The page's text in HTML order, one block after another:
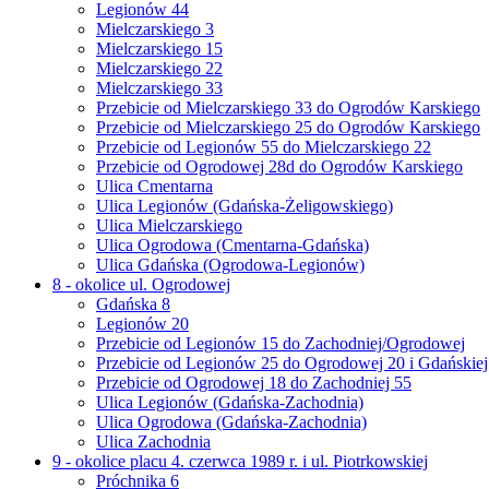
Legionów 44
Mielczarskiego 3
Mielczarskiego 15
Mielczarskiego 22
Mielczarskiego 33
Przebicie od Mielczarskiego 33 do Ogrodów Karskiego
Przebicie od Mielczarskiego 25 do Ogrodów Karskiego
Przebicie od Legionów 55 do Mielczarskiego 22
Przebicie od Ogrodowej 28d do Ogrodów Karskiego
Ulica Cmentarna
Ulica Legionów (Gdańska-Żeligowskiego)
Ulica Mielczarskiego
Ulica Ogrodowa (Cmentarna-Gdańska)
Ulica Gdańska (Ogrodowa-Legionów)
8 - okolice ul. Ogrodowej
Gdańska 8
Legionów 20
Przebicie od Legionów 15 do Zachodniej/Ogrodowej
Przebicie od Legionów 25 do Ogrodowej 20 i
Przebicie od Ogrodowej 18 do Zachodniej 55
Ulica Legionów (Gdańska-Zachodnia)
Ulica Ogrodowa (Gdańska-Zachodnia)
Ulica Zachodnia
9 - okolice placu 4. czerwca 1989 r. i ul. Piotrkowskiej
Próchnika 6